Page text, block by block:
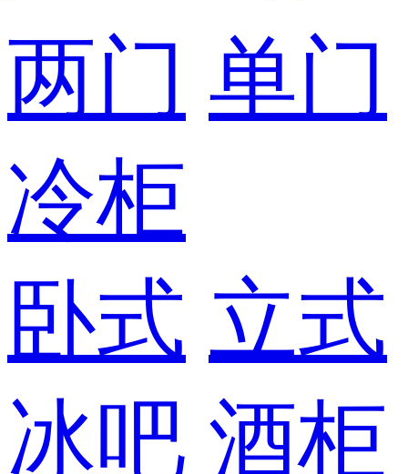
两门 单门
冷柜
卧式 立式
冰吧 酒柜